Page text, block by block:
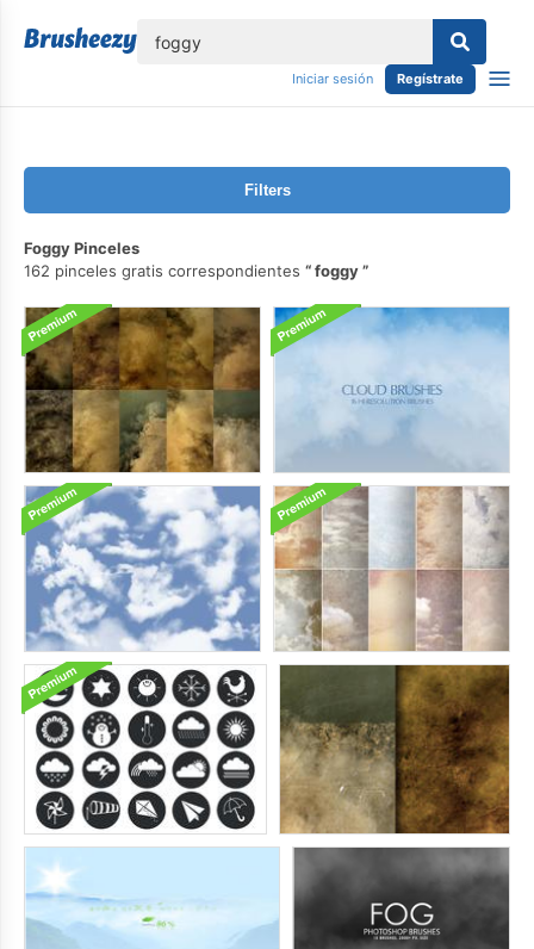
Iniciar sesión Regístrate
Filters
Foggy Pinceles
162 pinceles gratis correspondientes
foggy